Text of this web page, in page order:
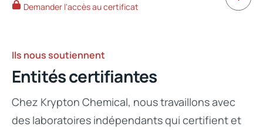
Demander l'accès au certificat
Ils nous soutiennent
Entités certifiantes
Chez Krypton Chemical, nous travaillons avec
des laboratoires indépendants qui certifient et